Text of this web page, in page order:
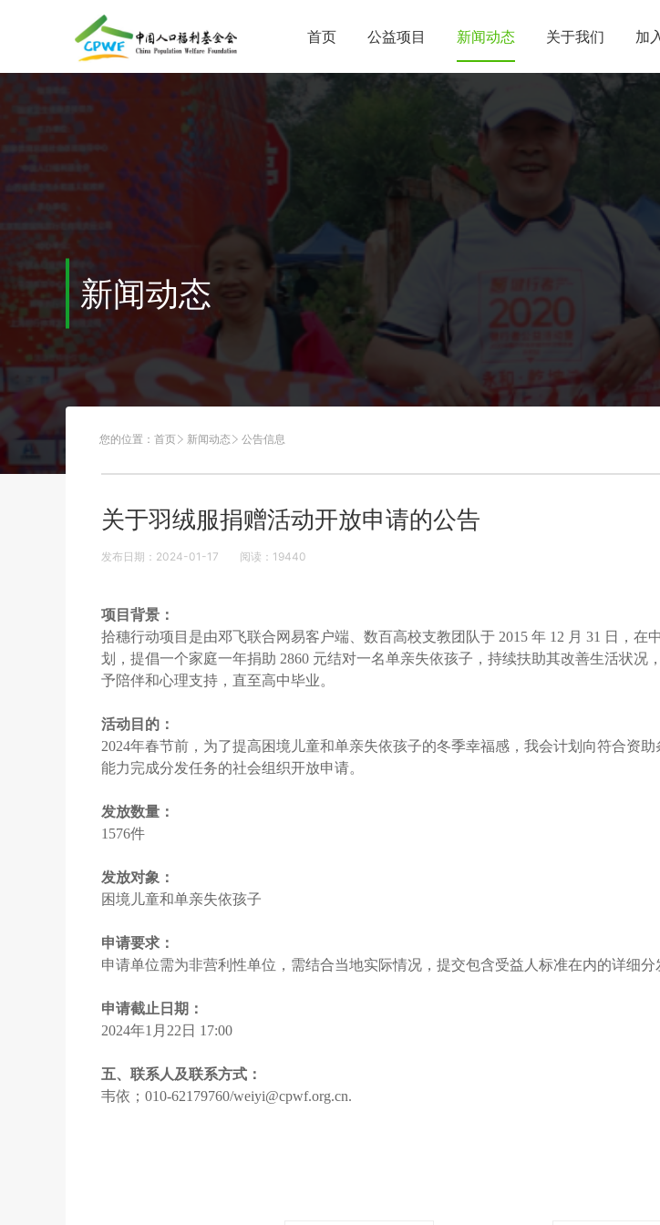
首页 公益项目 新闻动态 关于我们 加
新闻动态
您的位置： 首页 新闻动态 公告信息
关于羽绒服捐赠活动开放申请的公告
发布日期：2024-01-17 阅读： 19440
项目背景：
拾穗行动项目是由邓飞联合网易客户端、数百高校支教团队于 2015 年 12 月 31 日，在
划，提倡一个家庭一年捐助 2860 元结对一名单亲失依孩子，持续扶助其改善生活状况
予陪伴和心理支持，直至高中毕业。
活动目的：
2024年春节前，为了提高困境儿童和单亲失依孩子的冬季幸福感，我会计划向符合资
能力完成分发任务的社会组织开放申请。
发放数量：
1576件
发放对象：
困境儿童和单亲失依孩子
申请要求：
申请单位需为非营利性单位，需结合当地实际情况，提交包含受益人标准在内的详细分
申请截止日期：
2024年1 月 22 日 17:00
五、联系人及联系方式：
韦依； 010-62179760/weiyi@cpwf.org.cn.